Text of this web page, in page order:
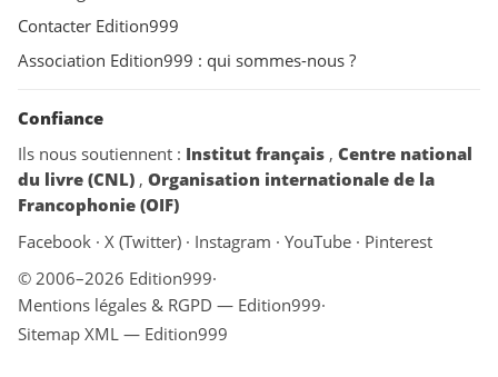
Contacter Edition999
Association Edition999 : qui sommes-nous ?
Confiance
Ils nous soutiennent : Institut français , Centre national
du livre (CNL) , Organisation internationale de la
Francophonie (OIF)
Facebook · X (Twitter) · Instagram · YouTube · Pinterest
© 2006–2026 Edition999·
Mentions légales & RGPD — Edition999·
Sitemap XML — Edition999